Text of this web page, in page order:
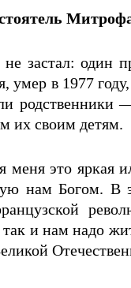
застал: один
умер в 1977
родственники
их своим детям.
это яркая
нам Богом. В
и нам надо